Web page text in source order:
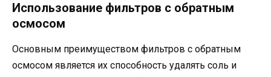
Использование фильтров с обратным
осмосом
Основным преимуществом фильтров с обратным
осмосом является их способность удалять соль и